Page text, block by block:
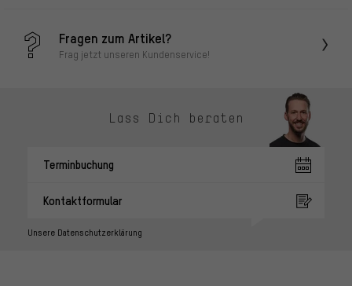
Fragen zum Artikel?
Frag jetzt unseren Kundenservice!
Lass Dich beraten
Terminbuchung
Kontaktformular
Unsere Datenschutzerklärung